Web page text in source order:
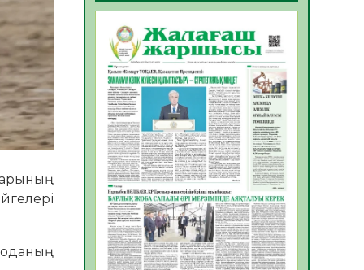
ҚОҒАМДЫҚ БЕЛСЕНДІЛІК –
ЕЛ ДАМУЫНЫҢ НЕГІЗІ
06.08.2026
28
ҚҰРЫЛТАЙ САЙЛАУЫ –
БОЛАШАҚҚА БАСТАР
ЖАУАПТЫ ТАҢДАУ
06.08.2026
30
Инфекциялық ауруларға
қарсы иммундау
жұмыстарының тиімділігі
06.08.2026
31
Көкжөтел ауруы туралы